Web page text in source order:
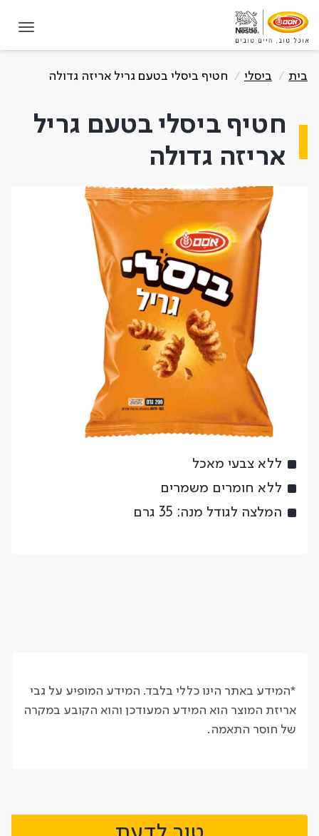
בית ביסלי חטיף ביסלי בטעם גריל אריזה גדולה
חטיף ביסלי בטעם גריל
אריזה גדולה
ללא צבעי מאכל
ללא חומרים משמרים
המלצה לגודל מנה: 35 גרם
*המידע באתר הינו כללי בלבד. המידע המופיע על גבי
אריזת המוצר הוא המידע המעודכן והוא הקובע במקרה
של חוסר התאמה.